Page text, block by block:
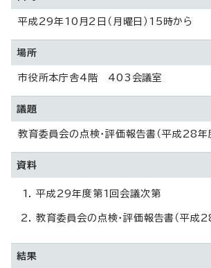
平成29年10月2日（月曜日）15時から
場所
市役所本庁舎4階 403会議室
議題
教育委員会の点検・評価報告書（平成28年
資料
平成29年度第1回会議次第
教育委員会の点検・評価報告書（平成
結果